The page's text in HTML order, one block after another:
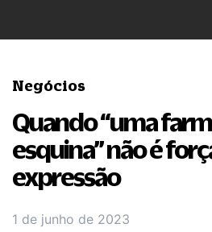
Negócios
Quando “uma
esquina” não é
expressão
1 de junho de 2023